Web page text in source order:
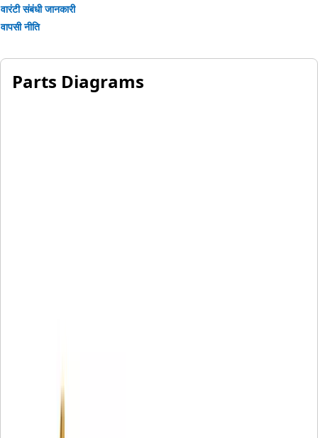
वारंटी संबंधी जानकारी
वापसी नीति
Parts Diagrams